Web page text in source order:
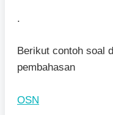
.
Berikut contoh soal
pembahasan
OSN